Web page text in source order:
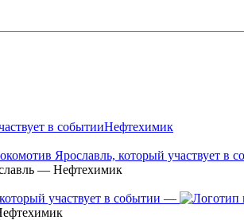
Нефтехимик
— Нефтехимик
—